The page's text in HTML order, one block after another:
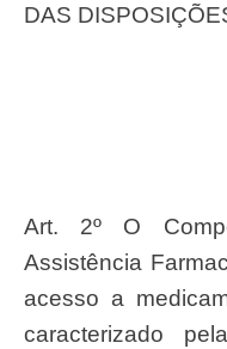
DAS
Art. 2º O Componente Especializado da
Assistência
acesso a
caracterizado